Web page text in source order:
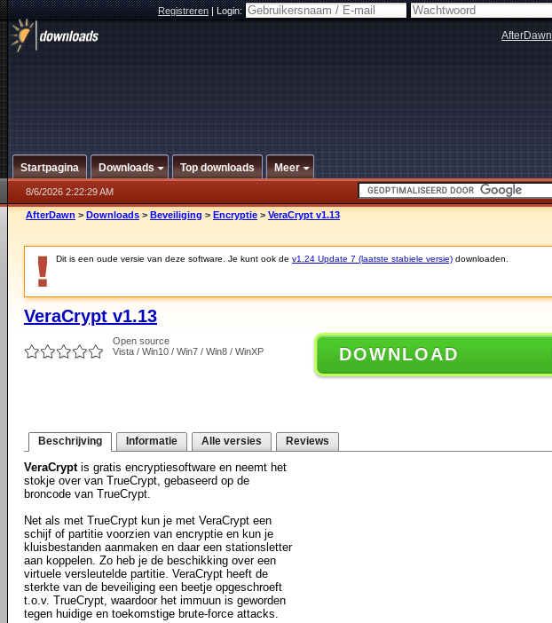
Registreren|Login:
AfterDawn
Startpagina Downloads Top downloads Meer
8/6/2026 2:22:29 AM
AfterDawn > Downloads > Beveiliging > Encryptie > VeraCrypt v1.13
Dit is een oude versie van deze software. Je kunt ook de v1.24 Update 7 (laatste stabiele versie) downloaden.
VeraCrypt v1.13
Open source
Vista / Win10 / Win7 / Win8 / WinXP
DOWNLOAD
Beschrijving Informatie Alle versies Reviews
VeraCryptis gratis encryptiesoftware en neemt het
stokje over van TrueCrypt, gebaseerd op de
broncode van TrueCrypt.
Net als met TrueCrypt kun je met VeraCrypt een
schijf of partitie voorzien van encryptie en kun je
kluisbestanden aanmaken en daar een stationsletter
aan koppelen. Zo heb je de beschikking over een
virtuele versleutelde partitie. VeraCrypt heeft de
sterkte van de beveiliging een beetje opgeschroeft
t.o.v. TrueCrypt, waardoor het immuun is geworden
tegen huidige en toekomstige brute-force attacks.